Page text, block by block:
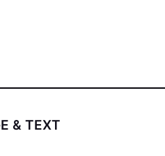
& TEXT